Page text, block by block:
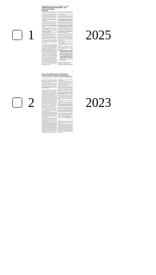
1 2025
2 2023